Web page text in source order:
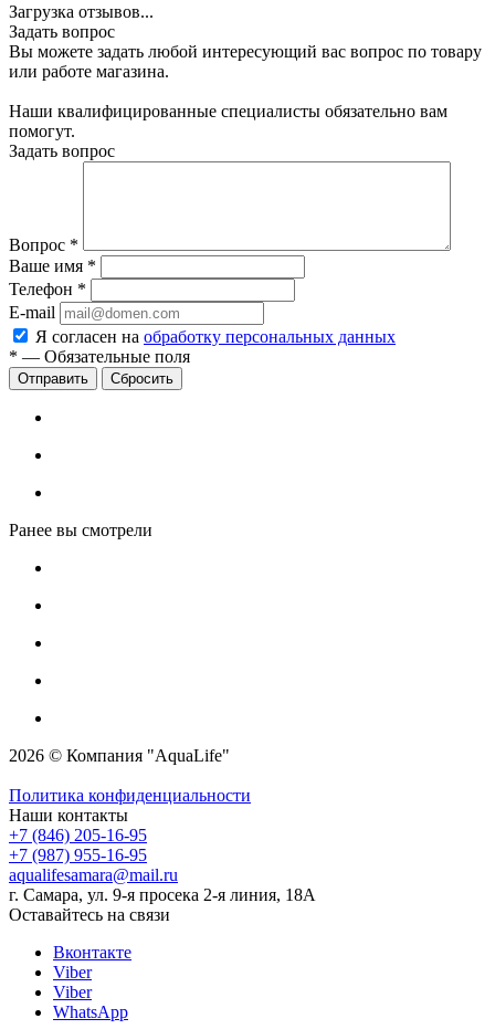
Загрузка отзывов...
Задать вопрос
Вы можете задать любой интересующий вас вопрос по товару
или работе магазина.
Наши квалифицированные специалисты обязательно вам
помогут.
Задать вопрос
Вопрос *
Ваше имя *
Телефон *
E-mail
Я согласен на обработку персональных данных
* — Обязательные поля
Сбросить
Ранее вы смотрели
2026 © Компания "AquaLife"
Политика конфиденциальности
Наши контакты
+7 (846) 205-16-95
+7 (987) 955-16-95
aqualifesamara@mail.ru
г. Самара, ул. 9-я просека 2-я линия, 18А
Оставайтесь на связи
Вконтакте
Viber
Viber
WhatsApp